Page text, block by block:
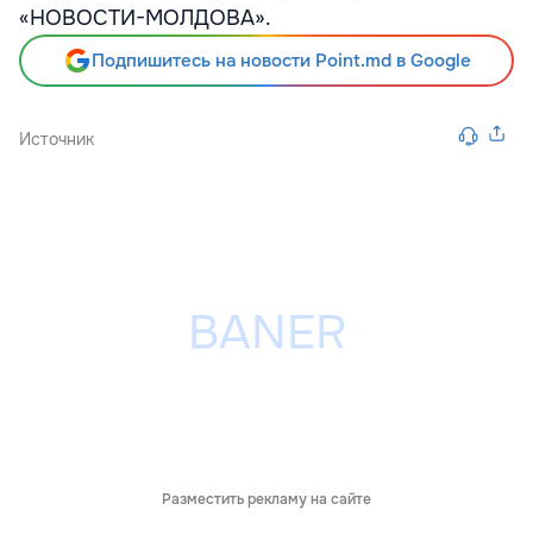
«НОВОСТИ-МОЛДОВА».
Подпишитесь на новости Point.md в Google
Источник
Разместить рекламу на сайте